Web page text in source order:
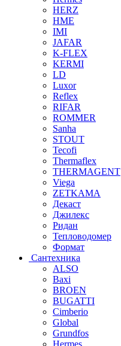
HERZ
HME
IMI
JAFAR
K-FLEX
KERMI
LD
Luxor
Reflex
RIFAR
ROMMER
Sanha
STOUT
Tecofi
Thermaflex
THERMAGENT
Viega
ZETKAMA
Декаст
Джилекс
Ридан
Тепловодомер
Формат
Сантехника
ALSO
Baxi
BROEN
BUGATTI
Cimberio
Global
Grundfos
Hermes